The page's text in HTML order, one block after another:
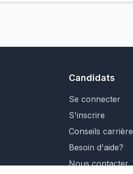
Candidats
Se connecter
S'inscrire
Conseils carrière
Besoin d'aide?
Nous contacter